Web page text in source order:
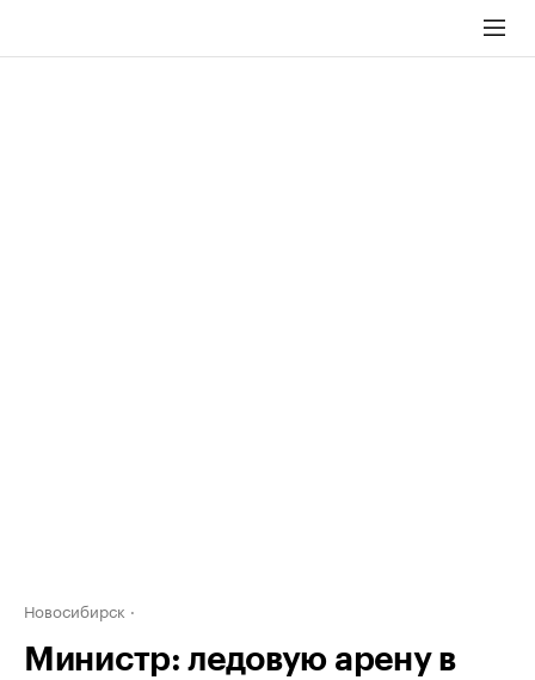
Новосибирск
Министр: ледовую арену в